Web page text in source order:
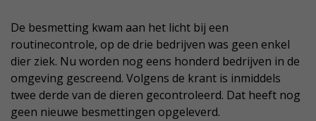
De besmetting kwam aan het licht bij een
routinecontrole, op de drie bedrijven was geen enkel
dier ziek. Nu worden nog eens honderd bedrijven in de
omgeving gescreend. Volgens de krant is inmiddels
twee derde van de dieren gecontroleerd. Dat heeft nog
geen nieuwe besmettingen opgeleverd.